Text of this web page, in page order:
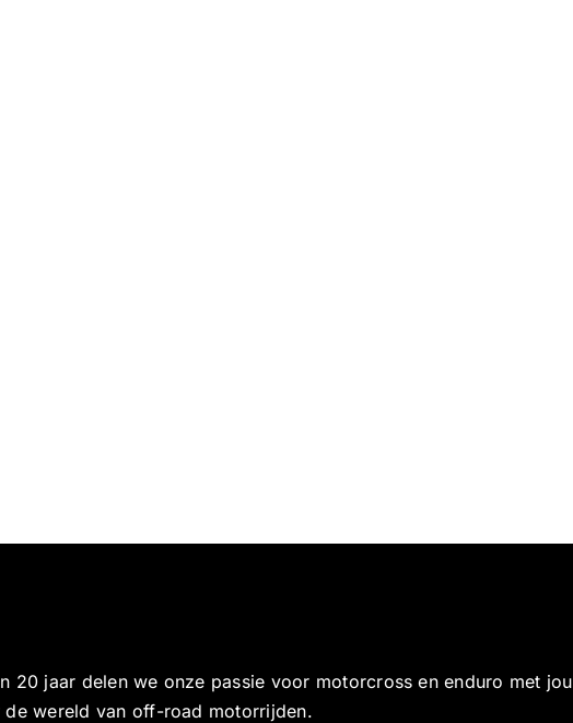
20 jaar delen we onze passie voor motorcross en enduro met jou
wereld van off-road motorrijden.